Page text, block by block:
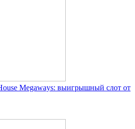
Megaways: выигрышный слот от